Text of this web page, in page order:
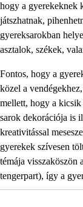
hogy a gyerekeknek
játszhatnak,
gyereksarokban
asztalok, székek,
Fontos, hogy a
közel a
mellett, hogy a
sarok dekorációja is
kreativitással
gyerekek szívesen
témája visszaköszön
tengerpart), így a